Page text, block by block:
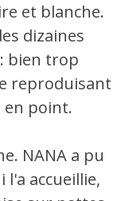
et blanche.
dizaines
bien trop
reproduisant
en point.
NANA a pu
l'a accueillie,